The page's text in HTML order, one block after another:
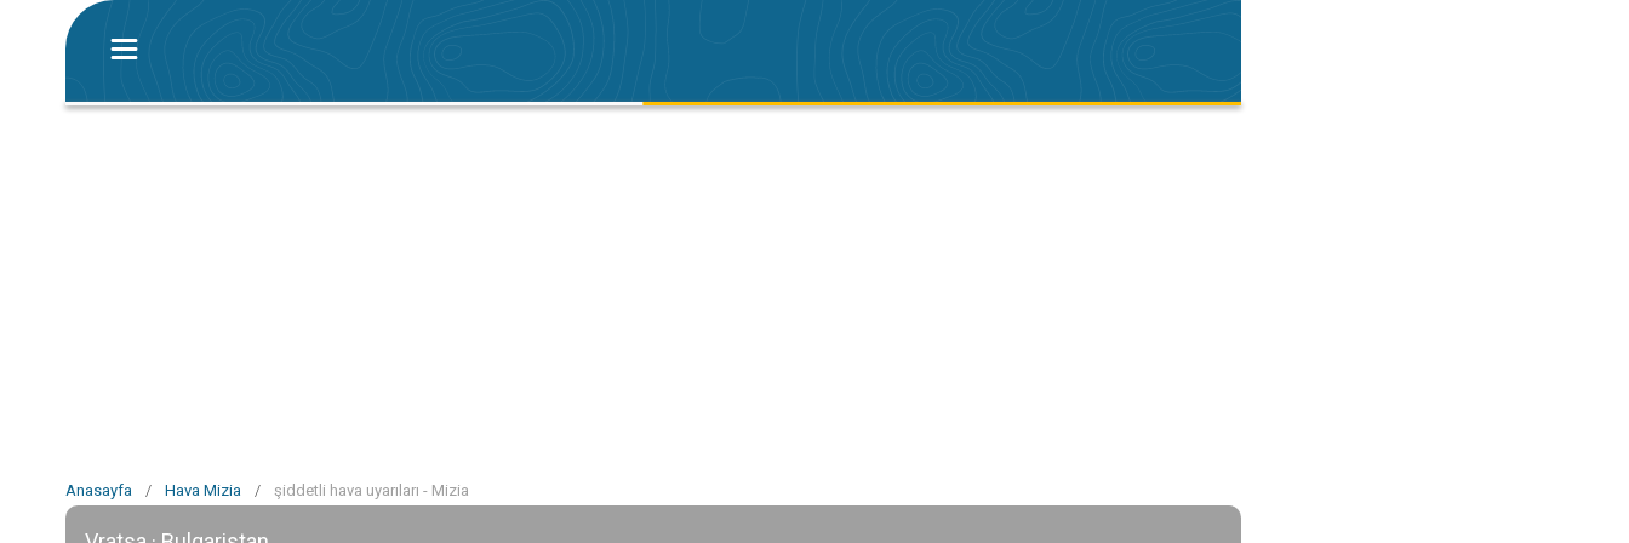
Anasayfa / Hava Mizia / şiddetli hava uyarıları - Mizia